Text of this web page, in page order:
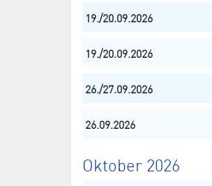
19./20.09.2026
19./20.09.2026
26./27.09.2026
26.09.2026
Oktober 2026